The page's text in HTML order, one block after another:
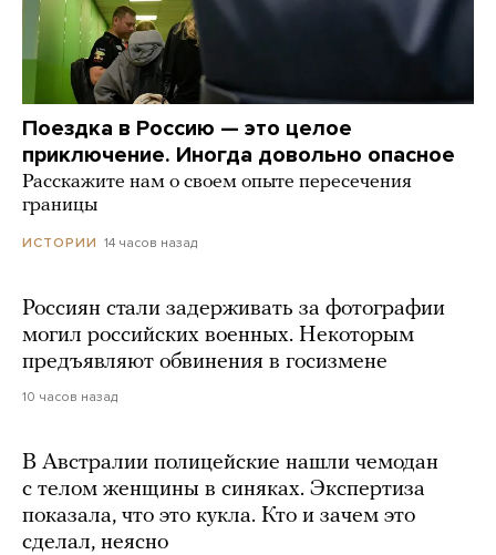
Поездка в Россию — это целое
приключение. Иногда довольно опасное
Расскажите нам о своем опыте пересечения
границы
ИСТОРИИ 14 часов назад
Россиян стали задерживать за фотографии
могил российских военных. Некоторым
предъявляют обвинения в госизмене
10 часов назад
В Австралии полицейские нашли чемодан
с телом женщины в синяках. Экспертиза
показала, что это кукла. Кто и зачем это
сделал, неясно